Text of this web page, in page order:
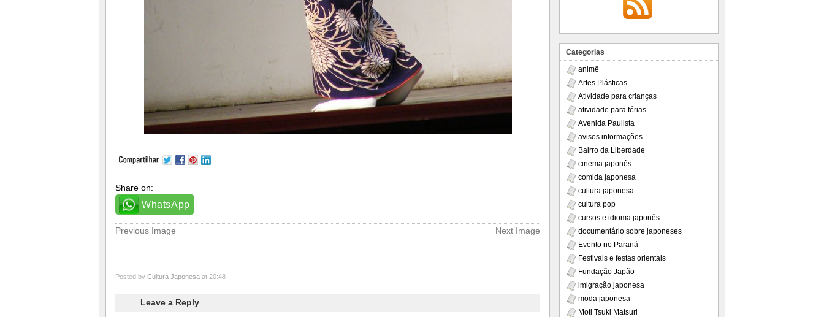
Share on:
WhatsApp
Previous Image Next Image
Posted by Cultura Japonesa at 20:48
Leave a Reply
Categorias
animê
Artes Plásticas
Atividade para crianças
atividade para férias
Avenida Paulista
avisos informações
Bairro da Liberdade
cinema japonês
comida japonesa
cultura japonesa
cultura pop
cursos e idioma japonês
documentário sobre japoneses
Evento no Paraná
Festivais e festas orientais
Fundação Japão
imigração japonesa
moda japonesa
Moti Tsuki Matsuri